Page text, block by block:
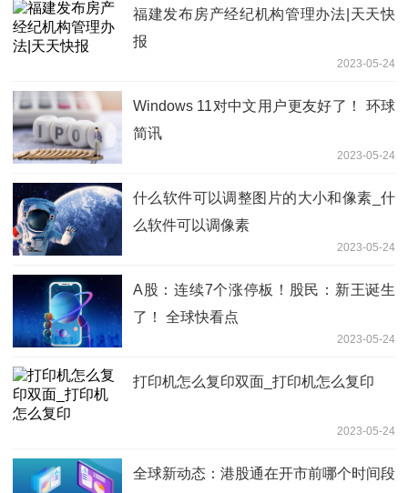
福建发布房产经纪机构管理办法|天天快
报
2023-05-24
Windows 11对中文用户更友好了！ 环球
简讯
2023-05-24
什么软件可以调整图片的大小和像素_什
么软件可以调像素
2023-05-24
A股：连续7个涨停板！股民：新王诞生
了！ 全球快看点
2023-05-24
打印机怎么复印双面_打印机怎么复印
2023-05-24
全球新动态：港股通在开市前哪个时间段